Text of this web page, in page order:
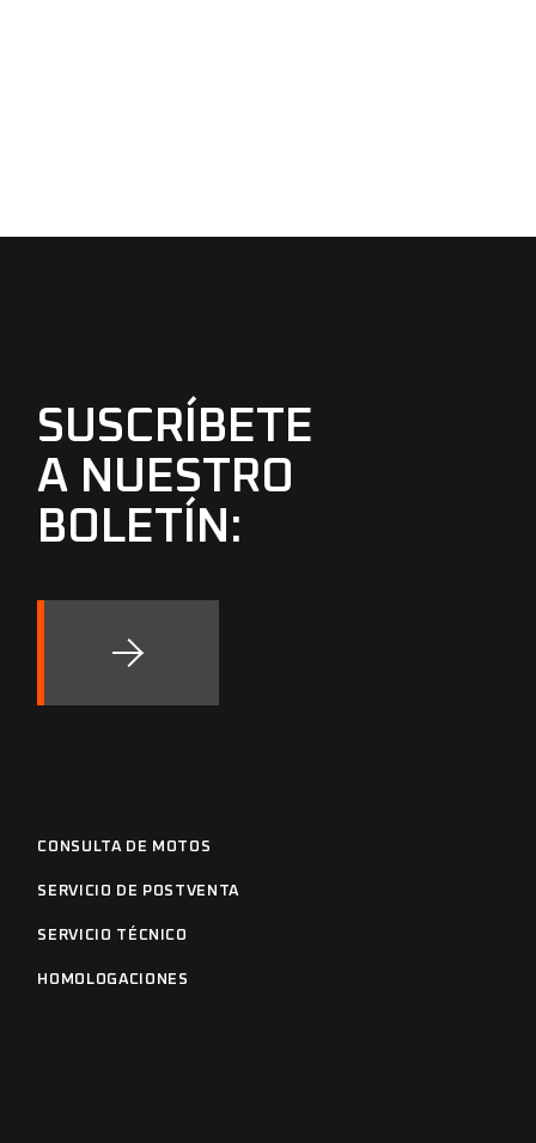
SUSCRÍBETE
A NUESTRO
BOLETÍN:
CONSULTA DE MOTOS
SERVICIO DE POSTVENTA
SERVICIO TÉCNICO
HOMOLOGACIONES